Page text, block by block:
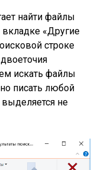
найти файлы
вкладке «Другие
строке
искать файлы
писать любой
не